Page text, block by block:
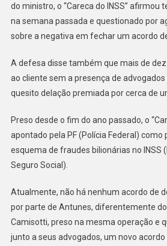
do ministro, o “Careca do INSS” afirmou
na semana passada e questionado por
sobre a negativa em fechar um acordo
A defesa disse também que mais de
ao cliente sem a presença de
quesito delação premiada por cerca de
Preso desde o fim do ano passado, o
apontado pela PF (Polícia Federal)
esquema de fraudes bilionárias no INSS
Seguro Social).
Atualmente, não há nenhum acordo de
por parte de Antunes, diferentemente
Camisotti, preso na mesma operação e
junto a seus advogados, um novo